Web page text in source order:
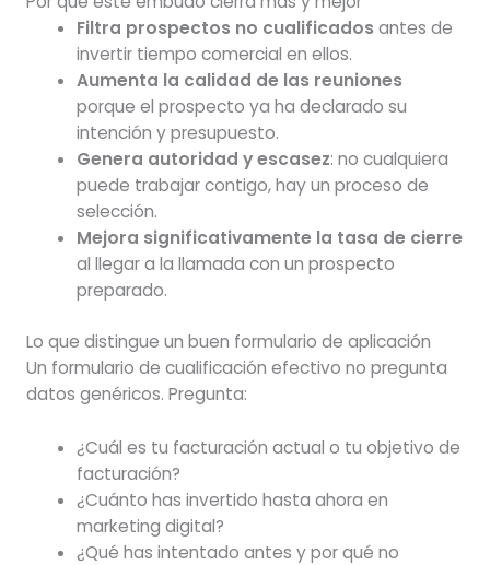
Filtra prospectos no cualificados antes de
invertir tiempo comercial en ellos.
Aumenta la calidad de las reuniones
porque el prospecto ya ha declarado su
intención y presupuesto.
Genera autoridad y escasez: no cualquiera
puede trabajar contigo, hay un proceso de
selección.
Mejora significativamente la tasa de cierre
al llegar a la llamada con un prospecto
preparado.
Lo que distingue un buen formulario de aplicación
Un formulario de cualificación efectivo no pregunta
datos genéricos. Pregunta:
¿Cuál es tu facturación actual o tu objetivo de
facturación?
¿Cuánto has invertido hasta ahora en
marketing digital?
¿Qué has intentado antes y por qué no